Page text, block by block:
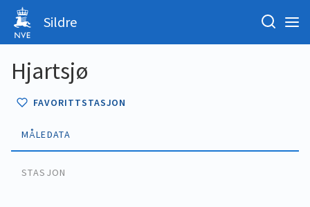
Sildre
Hjartsjø
FAVORITTSTASJON
MÅLEDATA
STASJON